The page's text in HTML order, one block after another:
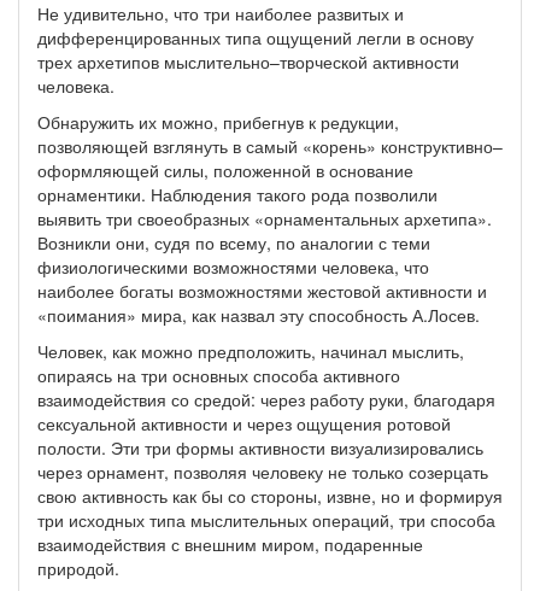
Не удивительно, что три наиболее развитых и
дифференцированных типа ощущений легли в основу
трех архетипов мыслительно–творческой активности
человека.
Обнаружить их можно, прибегнув к редукции,
позволяющей взглянуть в самый «корень» конструктивно–
оформляющей силы, положенной в основание
орнаментики. Наблюдения такого рода позволили
выявить три своеобразных «орнаментальных архетипа».
Возникли они, судя по всему, по аналогии с теми
физиологическими возможностями человека, что
наиболее богаты возможностями жестовой активности и
«поимания» мира, как назвал эту способность А.Лосев.
Человек, как можно предположить, начинал мыслить,
опираясь на три основных способа активного
взаимодействия со средой: через работу руки, благодаря
сексуальной активности и через ощущения ротовой
полости. Эти три формы активности визуализировались
через орнамент, позволяя человеку не только созерцать
свою активность как бы со стороны, извне, но и формируя
три исходных типа мыслительных операций, три способа
взаимодействия с внешним миром, подаренные
природой.